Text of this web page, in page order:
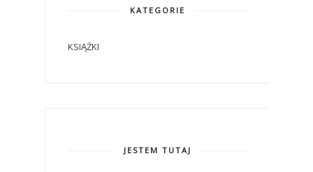
KATEGORIE
KSIĄŻKI
JESTEM TUTAJ